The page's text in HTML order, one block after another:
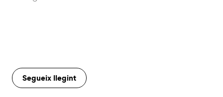
Segueix llegint